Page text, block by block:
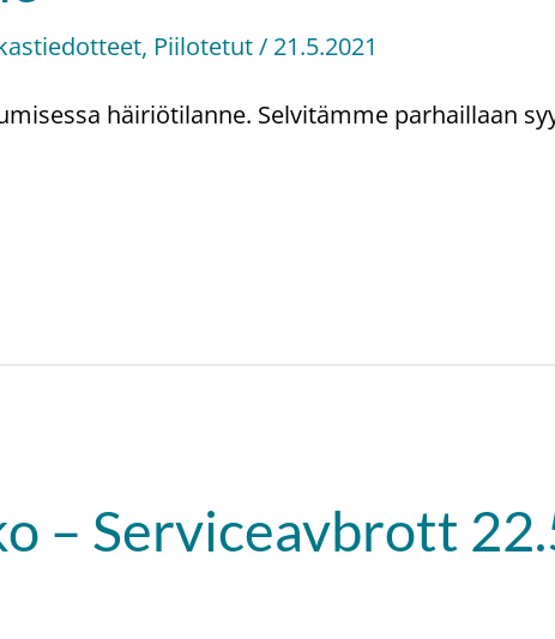
, Piilotetut/ 21.5.2021
häiriötilanne. Selvitämme parhaillaan
– Serviceavbrott